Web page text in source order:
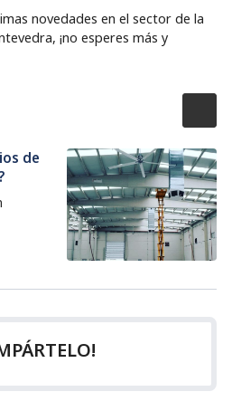
novedades en el sector de la
¡no esperes más y
de